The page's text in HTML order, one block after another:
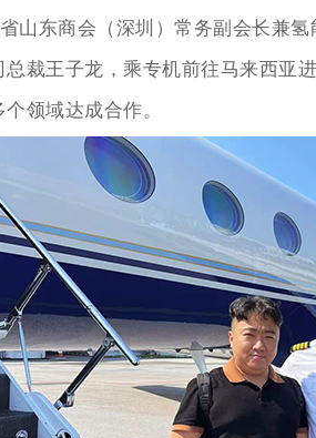
山东商会（深圳）常务副会长兼
总裁王子龙，乘专机前往马来西亚
领域达成合作。